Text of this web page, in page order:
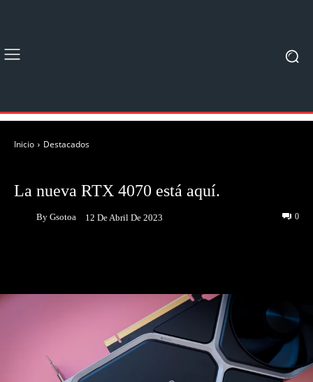
Inicio Destacados
La nueva RTX 4070 está aquí.
By Gsotoa 12 De Abril De 2023 0